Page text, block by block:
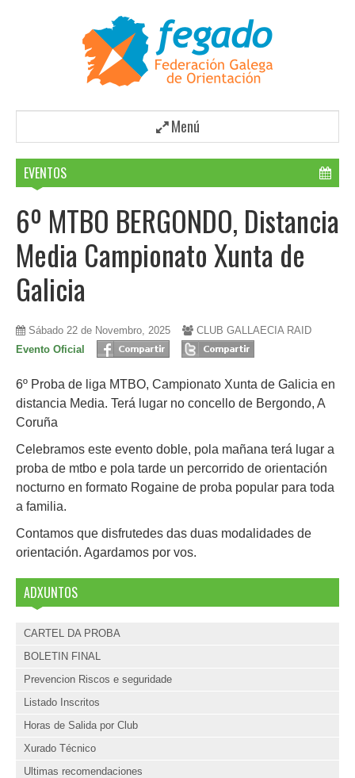
Menú
EVENTOS
6º MTBO BERGONDO, Distancia
Media Campionato Xunta de
Galicia
Sábado 22 de Novembro, 2025
CLUB GALLAECIA RAID
Evento Oficial
6º Proba de liga MTBO, Campionato Xunta de Galicia en
distancia Media. Terá lugar no concello de Bergondo, A
Coruña
Celebramos este evento doble, pola mañana terá lugar a
proba de mtbo e pola tarde un percorrido de orientación
nocturno en formato Rogaine de proba popular para toda
a familia.
Contamos que disfrutedes das duas modalidades de
orientación. Agardamos por vos.
ADXUNTOS
CARTEL DA PROBA
BOLETIN FINAL
Prevencion Riscos e seguridade
Listado Inscritos
Horas de Salida por Club
Xurado Técnico
Ultimas recomendaciones